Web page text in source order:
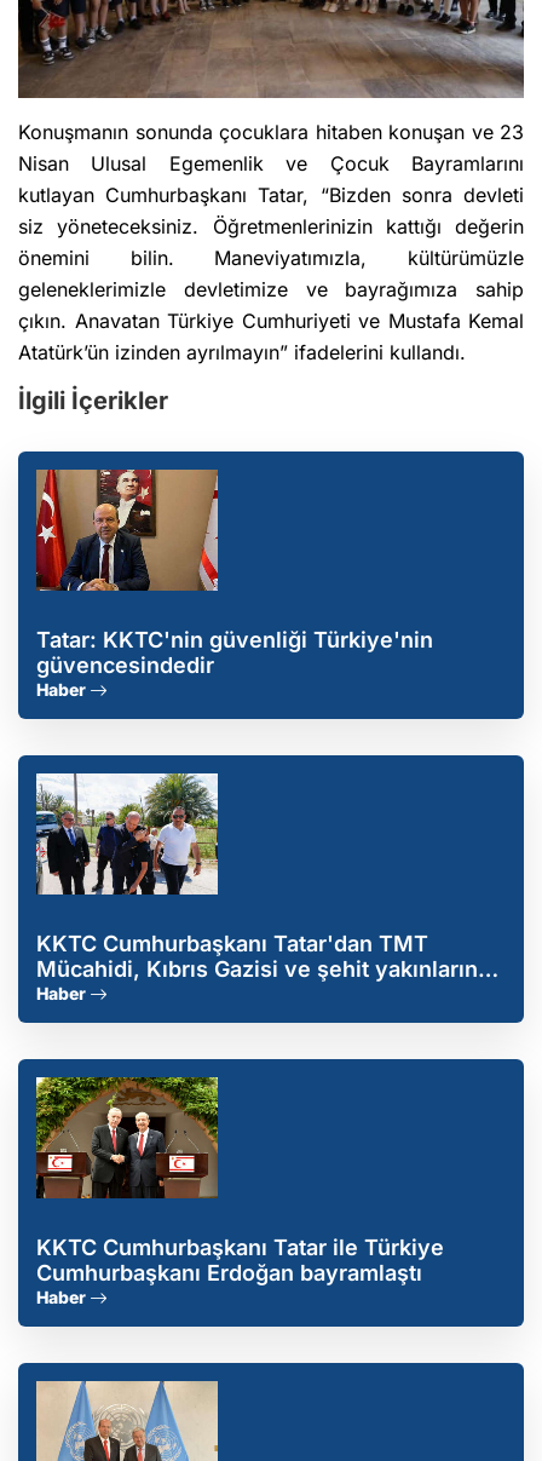
Konuşmanın sonunda çocuklara hitaben konuşan ve 23
Nisan Ulusal Egemenlik ve Çocuk Bayramlarını
kutlayan Cumhurbaşkanı Tatar, “Bizden sonra devleti
siz yöneteceksiniz. Öğretmenlerinizin kattığı değerin
önemini bilin. Maneviyatımızla, kültürümüzle
geleneklerimizle devletimize ve bayrağımıza sahip
çıkın. Anavatan Türkiye Cumhuriyeti ve Mustafa Kemal
Atatürk’ün izinden ayrılmayın” ifadelerini kullandı.
İlgili İçerikler
Tatar: KKTC'nin güvenliği Türkiye'nin
güvencesindedir
Haber
KKTC Cumhurbaşkanı Tatar'dan TMT
Mücahidi, Kıbrıs Gazisi ve şehit yakınlarına
ziyaret
Haber
KKTC Cumhurbaşkanı Tatar ile Türkiye
Cumhurbaşkanı Erdoğan bayramlaştı
Haber